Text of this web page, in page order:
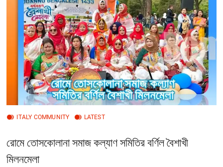
t
t
o
n
ITALY COMMUNITY LATEST
রোমে তোসকোলানা সমাজ কল্যাণ সমিতির বর্ণিল বৈশাখী
মিলনমেলা